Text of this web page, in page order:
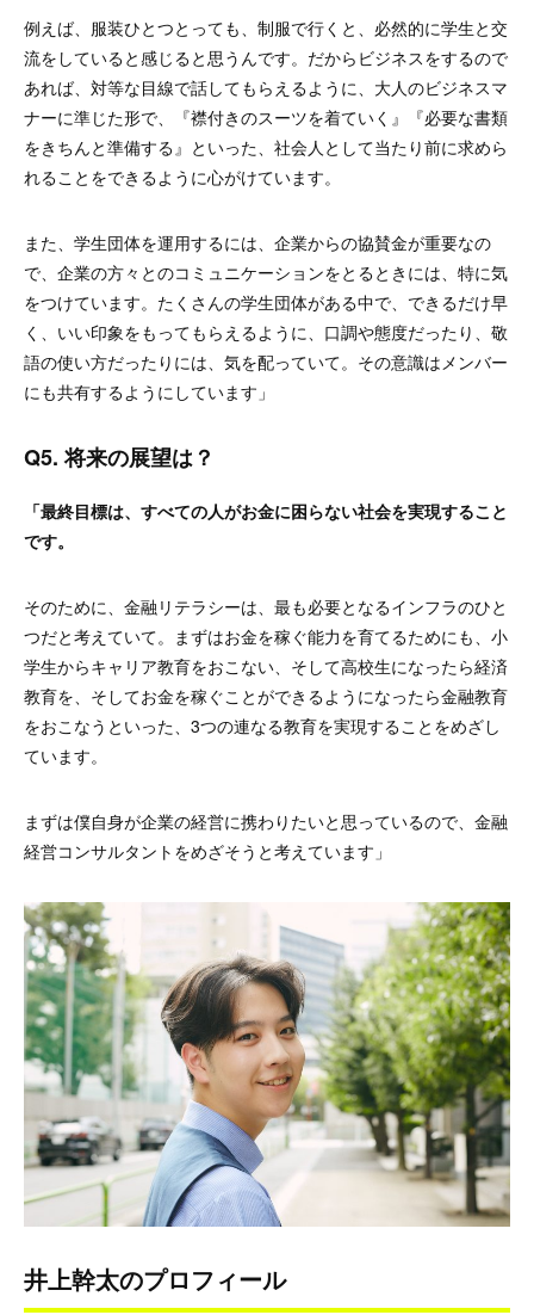
例えば、服装ひとつとっても、制服で行くと、必然的に学生と交
流をしていると感じると思うんです。だからビジネスをするので
あれば、対等な目線で話してもらえるように、大人のビジネスマ
ナーに準じた形で、『襟付きのスーツを着ていく』『必要な書類
をきちんと準備する』といった、社会人として当たり前に求めら
れることをできるように心がけています。
また、学生団体を運用するには、企業からの協賛金が重要なの
で、企業の方々とのコミュニケーションをとるときには、特に気
をつけています。たくさんの学生団体がある中で、できるだけ早
く、いい印象をもってもらえるように、口調や態度だったり、敬
語の使い方だったりには、気を配っていて。その意識はメンバー
にも共有するようにしています」
Q5. 将来の展望は？
「最終目標は、すべての人がお金に困らない社会を実現すること
です。
そのために、金融リテラシーは、最も必要となるインフラのひと
つだと考えていて。まずはお金を稼ぐ能力を育てるためにも、小
学生からキャリア教育をおこない、そして高校生になったら経済
教育を、そしてお金を稼ぐことができるようになったら金融教育
をおこなうといった、3つの連なる教育を実現することをめざし
ています。
まずは僕自身が企業の経営に携わりたいと思っているので、金融
経営コンサルタントをめざそうと考えています」
井上幹太のプロフィール